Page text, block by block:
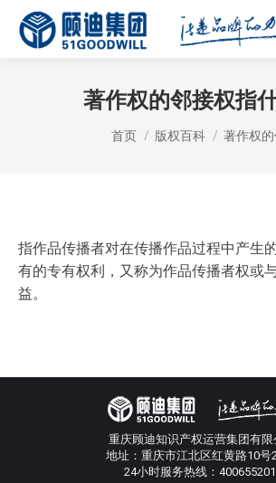
著作权的邻接权指
您在这里：
首页 版权百科 著作权的
指作品传播者对在传播作品过程中产生
有的专有权利，又称为作品传播者权或
益。
重庆顾迪知识产权运营集团有限
地址：重庆市江北区红黄路10号
24小时服务热线：